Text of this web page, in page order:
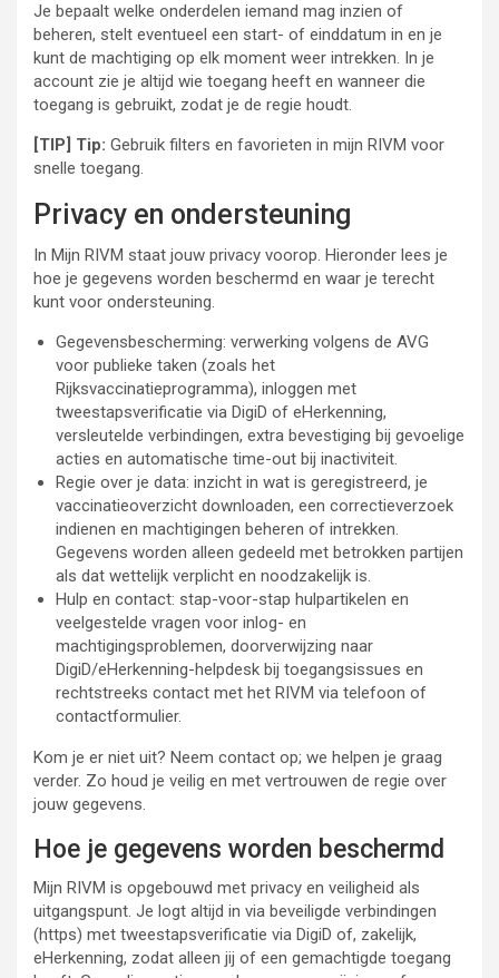
Je bepaalt welke onderdelen iemand mag inzien of
beheren, stelt eventueel een start- of einddatum in en je
kunt de machtiging op elk moment weer intrekken. In je
account zie je altijd wie toegang heeft en wanneer die
toegang is gebruikt, zodat je de regie houdt.
[TIP] Tip: Gebruik filters en favorieten in mijn RIVM voor
snelle toegang.
Privacy en ondersteuning
In Mijn RIVM staat jouw privacy voorop. Hieronder lees je
hoe je gegevens worden beschermd en waar je terecht
kunt voor ondersteuning.
Gegevensbescherming: verwerking volgens de AVG
voor publieke taken (zoals het
Rijksvaccinatieprogramma), inloggen met
tweestapsverificatie via DigiD of eHerkenning,
versleutelde verbindingen, extra bevestiging bij gevoelige
acties en automatische time-out bij inactiviteit.
Regie over je data: inzicht in wat is geregistreerd, je
vaccinatieoverzicht downloaden, een correctieverzoek
indienen en machtigingen beheren of intrekken.
Gegevens worden alleen gedeeld met betrokken partijen
als dat wettelijk verplicht en noodzakelijk is.
Hulp en contact: stap-voor-stap hulpartikelen en
veelgestelde vragen voor inlog- en
machtigingsproblemen, doorverwijzing naar
DigiD/eHerkenning-helpdesk bij toegangsissues en
rechtstreeks contact met het RIVM via telefoon of
contactformulier.
Kom je er niet uit? Neem contact op; we helpen je graag
verder. Zo houd je veilig en met vertrouwen de regie over
jouw gegevens.
Hoe je gegevens worden beschermd
Mijn RIVM is opgebouwd met privacy en veiligheid als
uitgangspunt. Je logt altijd in via beveiligde verbindingen
(https) met tweestapsverificatie via DigiD of, zakelijk,
eHerkenning, zodat alleen jij of een gemachtigde toegang